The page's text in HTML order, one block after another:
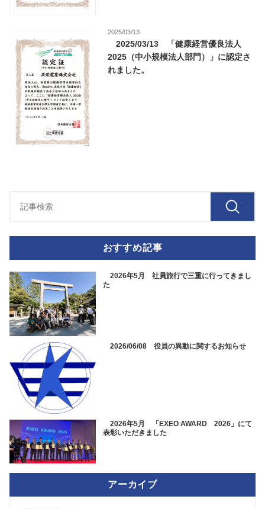
2025/03/13
2025/03/13 「健康経営優良法人
2025（中小規模法人部門）」に認定さ
れました。
おすすめ記事
2026年5月 社員旅行で三重に行ってきまし
た
2026/06/08 役員の異動に関するお知らせ
2026年5月 「EXEO AWARD 2026」にて
表彰いただきました
アーカイブ